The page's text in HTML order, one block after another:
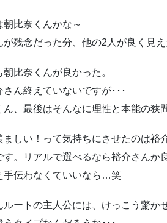
朝比奈くんかな～
が残念だった分、他の2人が良く見え
比奈くんが良かった。
さん終えていないですが･･･
ん、最後はそんなに理性と本能の狭
ましい！って気持ちにさせたのは裕
す。リアルで選べるなら裕介さんか
手伝わなくていいなら…笑
ルートの主人公には、けっこう驚か